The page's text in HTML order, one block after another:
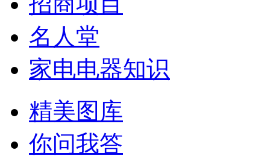
名人堂
家电电器知识
精美图库
你问我答